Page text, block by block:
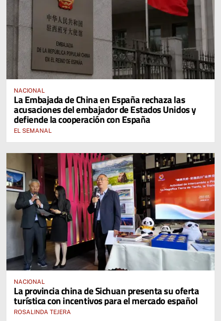
NACIONAL
La Embajada de China en España rechaza las
acusaciones del embajador de Estados Unidos y
defiende la cooperación con España
EL SEMANAL
NACIONAL
La provincia china de Sichuan presenta su oferta
turística con incentivos para el mercado español
ROSALINDA TEJERA